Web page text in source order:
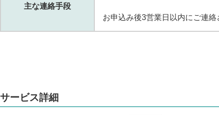
主な連絡手段
お申込み後3営業日以内にご連
サービス詳細